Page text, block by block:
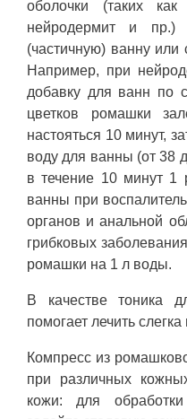
оболочки (таких
нейродермит и пр.)
(частичную) ванну
Например, при
добавку для ванн по
цветков ромашки
настояться 10 минут,
воду для ванны (от 38
в течение 10 минут 1
ванны при
органов и анальной
грибковых
ромашки на 1 л воды.
В качестве тоника
помогает лечить
Компресс из
при различных
кожи: для